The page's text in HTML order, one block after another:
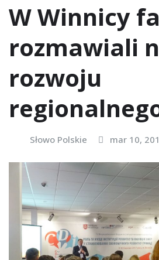
W Winnicy
rozmawiali
rozwoju
Słowo Polskie mar 10,